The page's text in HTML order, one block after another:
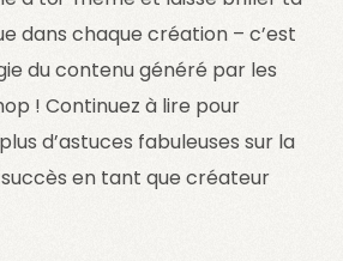
dans chaque création – c’est
du contenu généré par les
! Continuez à lire pour
d’astuces fabuleuses sur la
en tant que créateur